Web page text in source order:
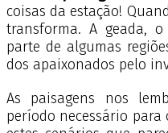
coisas da estação!
transforma. A geada,
parte de algumas
dos apaixonados pelo
As paisagens nos
período necessário para